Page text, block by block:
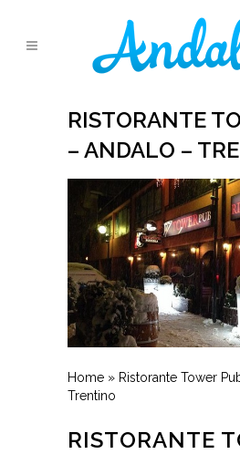
RISTORANTE
– ANDALO –
Home » Ristorante Tower
Trentino
RISTORANTE